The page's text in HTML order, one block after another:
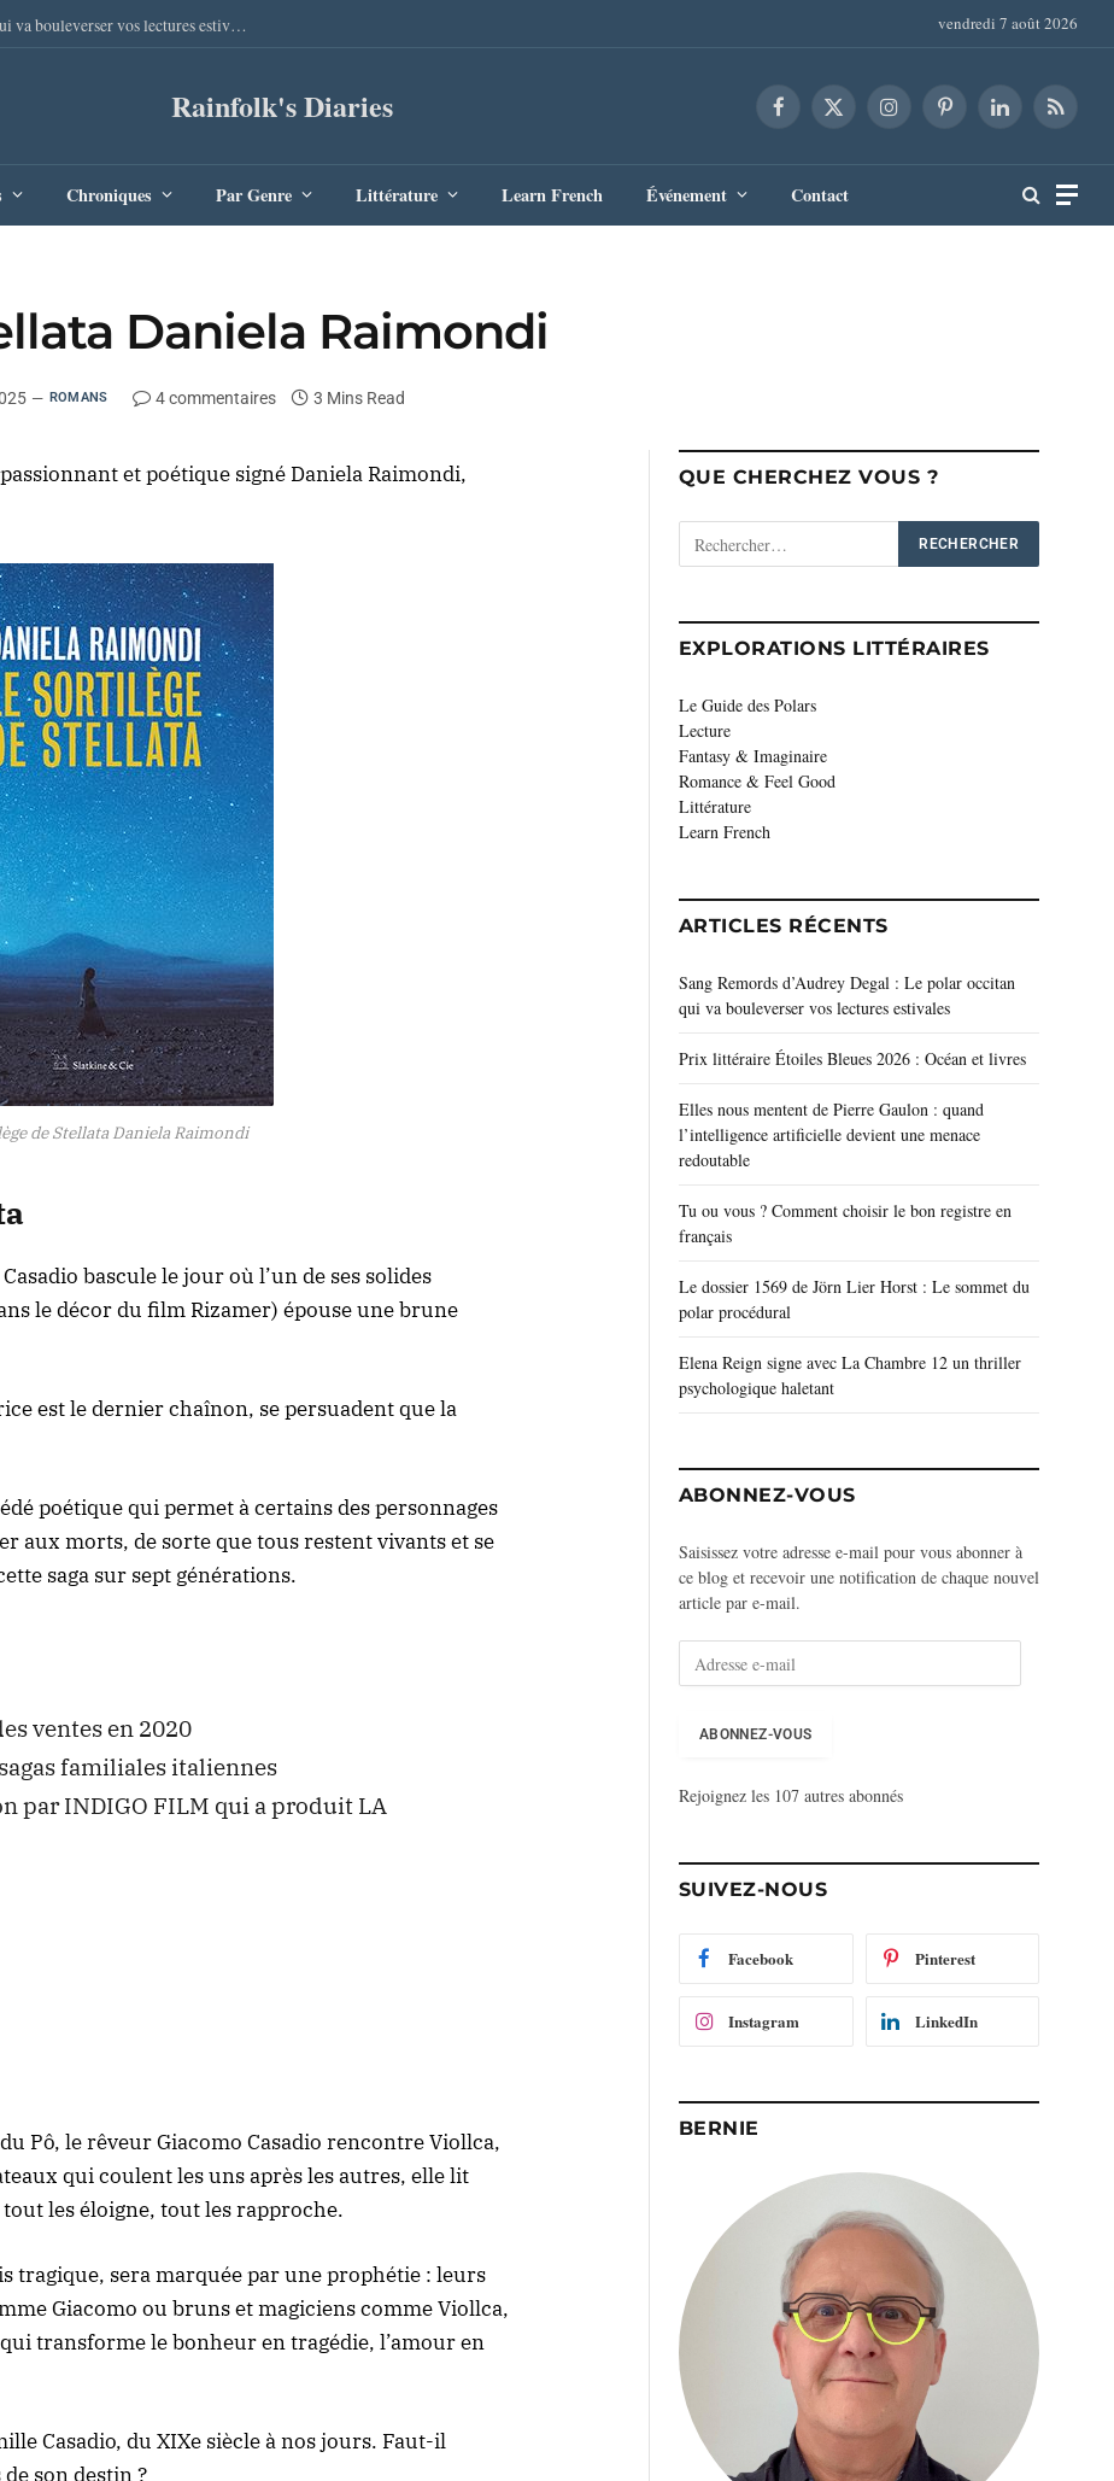
Sang Remords d’Audrey Degal : Le polar occitan qui va bouleverser vos lectures estivales vendredi 7 août 2026
Rainfolk's Diaries Facebook
X
InstagramPinterestLinkedInRSS
Chroniques Par Genre Littérature Learn French Événement Contact
Daniela Raimondi
ROMANS 4 commentaires 3 Mins Read
et poétique signé Daniela Raimondi,
de Stellata Daniela Raimondi
bascule le jour où l’un de ses solides
le décor du film Rizamer) épouse une brune
est le dernier chaînon, se persuadent que la
poétique qui permet à certains des personnages
aux morts, de sorte que tous restent vivants et se
saga sur sept générations.
ventes en 2020
familiales italiennes
par INDIGO FILM qui a produit LA
Pô, le rêveur Giacomo Casadio rencontre Viollca,
qui coulent les uns après les autres, elle lit
les éloigne, tout les rapproche.
tragique, sera marquée par une prophétie : leurs
Giacomo ou bruns et magiciens comme Viollca,
transforme le bonheur en tragédie, l’amour en
Casadio, du XIXe siècle à nos jours. Faut-il
son destin ?
QUE CHERCHEZ VOUS ?
EXPLORATIONS LITTÉRAIRES
Le Guide des Polars
Lecture
Fantasy & Imaginaire
Romance & Feel Good
Littérature
Learn French
ARTICLES RÉCENTS
Sang Remords d’Audrey Degal : Le polar occitan
qui va bouleverser vos lectures estivales
Prix littéraire Étoiles Bleues 2026 : Océan et livres
Elles nous mentent de Pierre Gaulon : quand
l’intelligence artificielle devient une menace
redoutable
Tu ou vous ? Comment choisir le bon registre en
français
Le dossier 1569 de Jörn Lier Horst : Le sommet du
polar procédural
Elena Reign signe avec La Chambre 12 un thriller
psychologique haletant
ABONNEZ-VOUS
Saisissez votre adresse e-mail pour vous abonner à
ce blog et recevoir une notification de chaque nouvel
article par e-mail.
e
m
a
ABONNEZ-VOUS
Rejoignez les 107 autres abonnés
SUIVEZ-NOUS
Facebook Pinterest
Instagram LinkedIn
BERNIE